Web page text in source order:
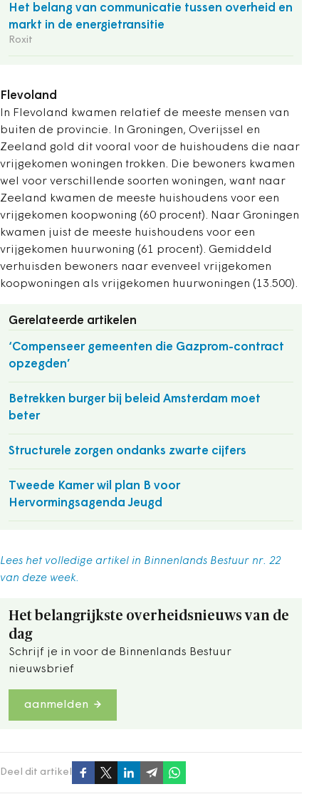
Het belang van communicatie tussen overheid en
markt in de energietransitie
Roxit
Flevoland
In Flevoland kwamen relatief de meeste mensen van
buiten de provincie. In Groningen, Overijssel en
Zeeland gold dit vooral voor de huishoudens die naar
vrijgekomen woningen trokken. Die bewoners kwamen
wel voor verschillende soorten woningen, want naar
Zeeland kwamen de meeste huishoudens voor een
vrijgekomen koopwoning (60 procent). Naar Groningen
kwamen juist de meeste huishoudens voor een
vrijgekomen huurwoning (61 procent). Gemiddeld
verhuisden bewoners naar evenveel vrijgekomen
koopwoningen als vrijgekomen huurwoningen (13.500).
Gerelateerde artikelen
‘Compenseer gemeenten die Gazprom-contract
opzegden’
Betrekken burger bij beleid Amsterdam moet
beter
Structurele zorgen ondanks zwarte cijfers
Tweede Kamer wil plan B voor
Hervormingsagenda Jeugd
Lees het volledige artikel in Binnenlands Bestuur nr. 22
van deze week.
Het belangrijkste overheidsnieuws van de
dag
Schrijf je in voor de Binnenlands Bestuur
nieuwsbrief
aanmelden
Deel dit artikel